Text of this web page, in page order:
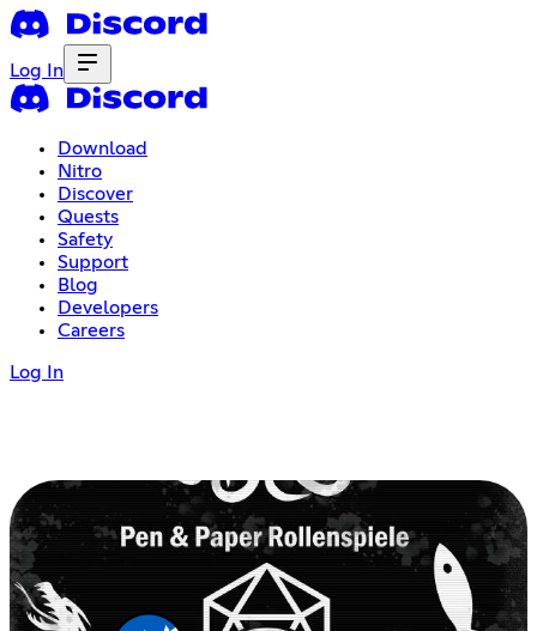
Log In
Download
Nitro
Discover
Quests
Safety
Support
Blog
Developers
Careers
Log In